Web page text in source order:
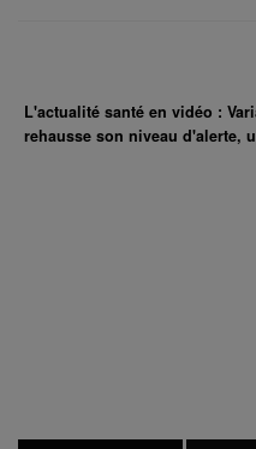
L'actualité santé en vidéo :
rehausse son niveau d'alerte,